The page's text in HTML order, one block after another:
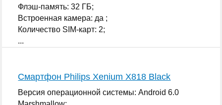
Флэш-память: 32 ГБ;
Встроенная камера: да ;
Количество SIM-карт: 2;
...
Смартфон Philips Xenium X818 Black
Версия операционной системы: Android 6.0